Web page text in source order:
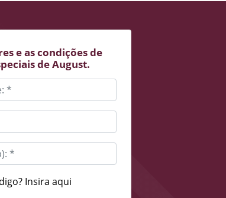
e as condições de
de August.
Insira aqui